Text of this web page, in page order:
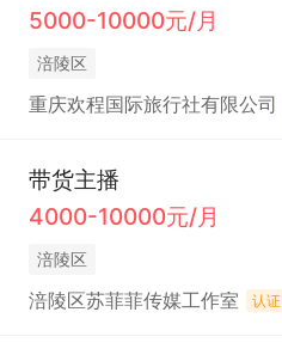
5000-10000元/月
涪陵区
重庆欢程国际旅行社有限公司
带货主播
4000-10000元/月
涪陵区
涪陵区苏菲菲传媒工作室 认证